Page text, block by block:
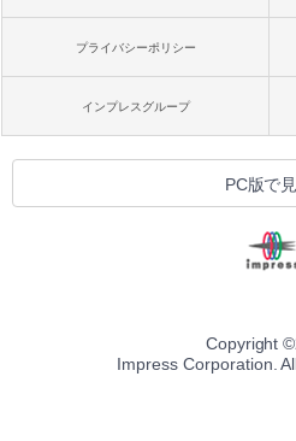
プライバシーポリシー
インプレスグループ
PC版で
Copyright ©
Impress Corporation.